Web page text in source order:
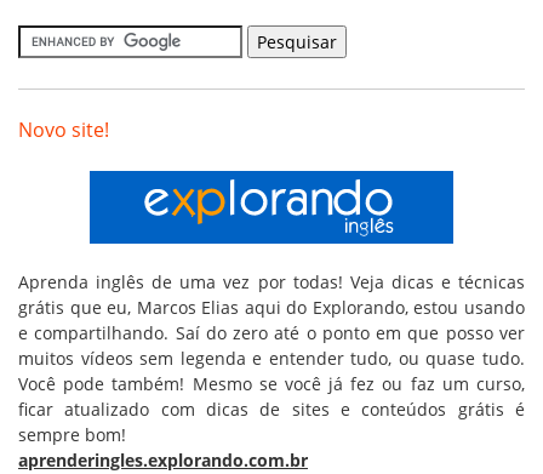
Novo site!
Aprenda inglês de uma vez por todas! Veja dicas e técnicas
grátis que eu, Marcos Elias aqui do Explorando, estou usando
e compartilhando. Saí do zero até o ponto em que posso ver
muitos vídeos sem legenda e entender tudo, ou quase tudo.
Você pode também! Mesmo se você já fez ou faz um curso,
ficar atualizado com dicas de sites e conteúdos grátis é
sempre bom!
aprenderingles.explorando.com.br